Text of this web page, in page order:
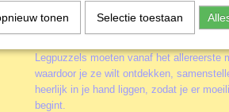
werken aan deze Koala Moeder puzzel!
Wat maakt ENJOY Puzzle zo leuk?
Legpuzzels moeten vanaf het allereerste
waardoor je ze wilt ontdekken,
heerlijk in je hand liggen, zodat je er
begint.
tonen Selectie toestaan